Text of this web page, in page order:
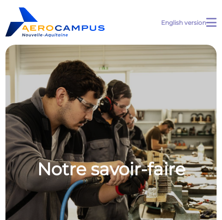
English version
Notre savoir-faire